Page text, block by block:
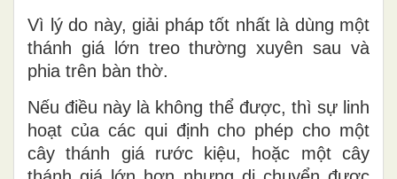
Vì lý do này, giải pháp tốt nhất là dùng một
thánh giá lớn treo thường xuyên sau và
phia trên bàn thờ.
Nếu điều này là không thể được, thì sự linh
hoạt của các qui định cho phép cho một
cây thánh giá rước kiệu, hoặc một cây